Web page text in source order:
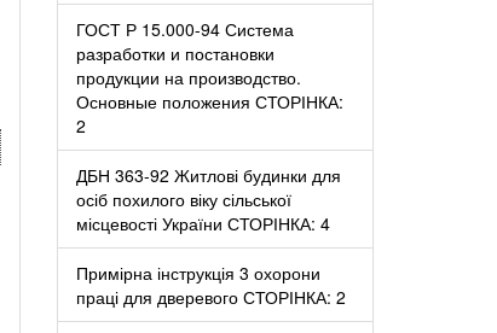
ГОСТ Р 15.000-94 Система
разработки и постановки
продукции на производство.
Основные положения СТОРІНКА:
2
ДБН 363-92 Житлові будинки для
осіб похилого віку сільської
місцевості України СТОРІНКА: 4
Примірна інструкція 3 охорони
праці для дверевого СТОРІНКА: 2